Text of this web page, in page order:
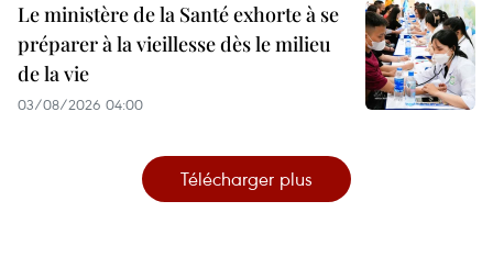
Le ministère de la Santé exhorte à se
préparer à la vieillesse dès le milieu
de la vie
03/08/2026 04:00
Télécharger plus